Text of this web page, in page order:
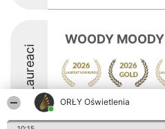
ORŁY Oświetlenia
Laureaci
WOODY MOODY
8.9